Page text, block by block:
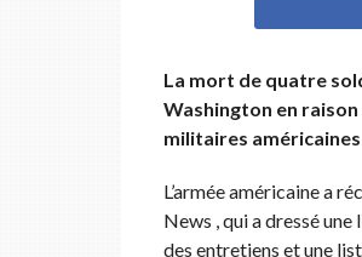
La mort de quatre
Washington en
militaires
L’armée américaine a
News , qui a dressé
des entretiens et une